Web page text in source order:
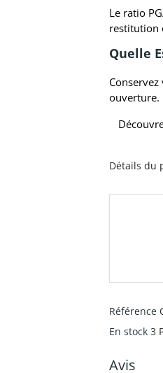
Le ratio
restitution
Quelle
ouverture.
Détails du
Référence
En stock 3
Avis